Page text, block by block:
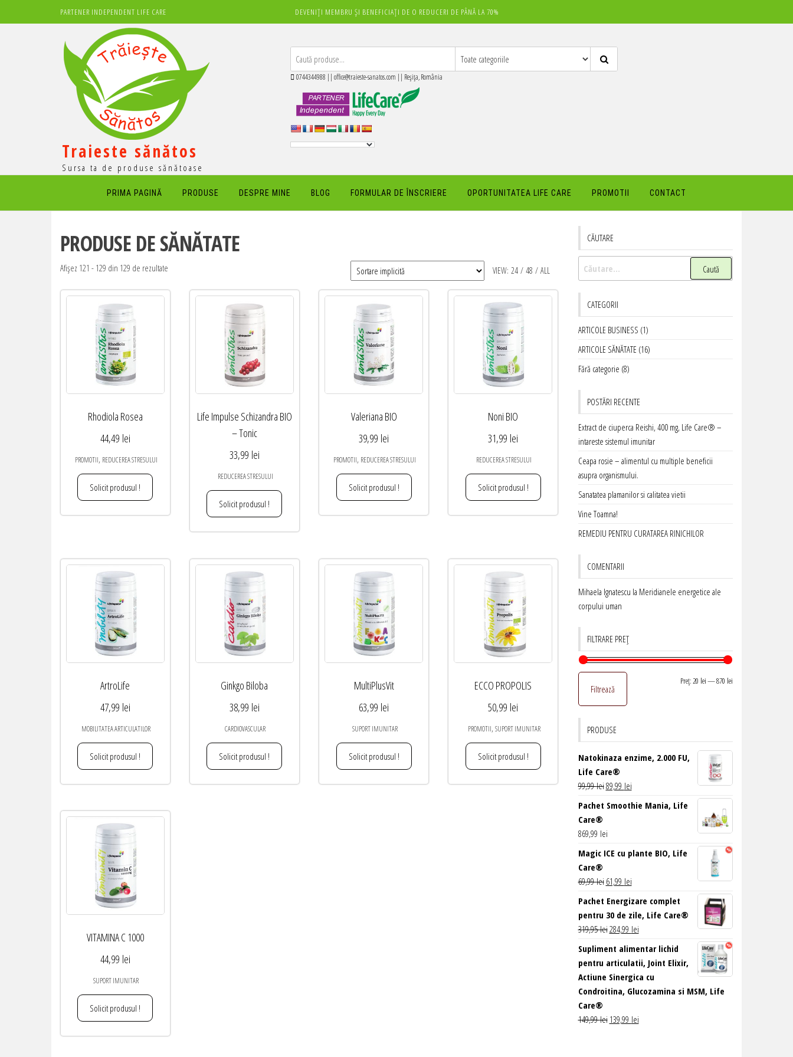
la
PARTENER INDEPENDENT LIFE CARE DEVENIȚI MEMBRU ȘI BENEFICIAȚI DE O REDUCERI DE PÂNĂ LA 70%
Traieste sănătos
Sursa ta de produse sănătoase
0744344988 || office@traieste-sanatos.com || Reșița, România
PRIMA PAGINĂ PRODUSE DESPRE MINE BLOG FORMULAR DE ÎNSCRIERE OPORTUNITATEA LIFE CARE PROMOTII CONTACT
PRODUSE DE SĂNĂTATE
VIEW: 24 / 48 / ALL
Afișez 121 - 129 din 129 de rezultate
Rhodiola Rosea
44,49 lei
PROMOTII, REDUCEREA STRESULUI
Solicit produsul !
Life Impulse Schizandra BIO
– Tonic
33,99 lei
REDUCEREA STRESULUI
Solicit produsul !
Valeriana BIO
39,99 lei
PROMOTII, REDUCEREA STRESULUI
Solicit produsul !
Noni BIO
31,99 lei
REDUCEREA STRESULUI
Solicit produsul !
ArtroLife
47,99 lei
MOBILITATEA ARTICULATILOR
Solicit produsul !
Ginkgo Biloba
38,99 lei
CARDIOVASCULAR
Solicit produsul !
MultiPlusVit
63,99 lei
SUPORT IMUNITAR
Solicit produsul !
ECCO PROPOLIS
50,99 lei
PROMOTII, SUPORT IMUNITAR
Solicit produsul !
VITAMINA C 1000
44,99 lei
SUPORT IMUNITAR
Solicit produsul !
CĂUTARE
Caută
după:
CATEGORII
ARTICOLE BUSINESS (1)
ARTICOLE SĂNĂTATE (16)
Fără categorie (8)
POSTĂRI RECENTE
Extract de ciuperca Reishi, 400 mg, Life Care® –
intareste sistemul imunitar
Ceapa rosie – alimentul cu multiple beneficii
asupra organismului.
Sanatatea plamanilor si calitatea vietii
Vine Toamna!
REMEDIU PENTRU CURATAREA RINICHILOR
COMENTARII
Mihaela Ignatescu la Meridianele energetice ale
corpului uman
FILTRARE PREȚ
Filtrează
Preț:20 lei—870 lei
PRODUSE
Natokinaza enzime, 2.000 FU,
Life Care®
99,99leiPrețul
fost:
89,99 leiPrețul
curent
Pachet Smoothie Mania, Life
Care®
869,99 lei
Magic ICE cu plante BIO, Life
Care®
69,99lei Prețul
fost:
69,99 lei.
61,99 leiPrețul
este:
61,99 lei.
Pachet Energizare complet
pentru 30 de zile, Life Care®
319,95leiPrețul
inițial
fost:
319,95 lei.
284,99 leiPrețul
este:
284,99 lei.
Supliment alimentar lichid
pentru articulatii, Joint Elixir,
Actiune Sinergica cu
Condroitina, Glucozamina si MSM, Life
Care®
149,99lei Prețul
139,99 leiPrețul